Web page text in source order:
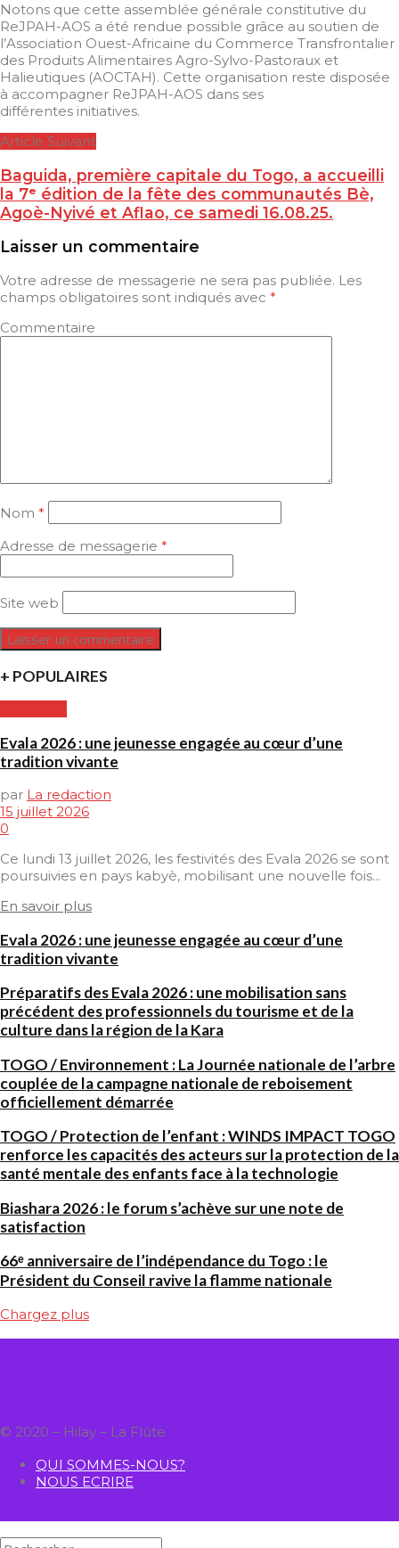
Notons que cette assemblée générale constitutive du
ReJPAH-AOS a été rendue possible grâce au soutien de
l’Association Ouest-Africaine du Commerce Transfrontalier
des Produits Alimentaires Agro-Sylvo-Pastoraux et
Halieutiques (AOCTAH). Cette organisation reste disposée
à accompagner ReJPAH-AOS dans ses
différentes initiatives.
Article Suivant
Baguida, première capitale du Togo, a accueilli
la 7ᵉ édition de la fête des communautés Bè,
Agoè-Nyivé et Aflao, ce samedi 16.08.25.
Laisser un commentaire
Votre adresse de messagerie ne sera pas publiée. Les
champs obligatoires sont indiqués avec *
Commentaire
Nom *
Adresse de messagerie *
Site web
+ POPULAIRES
Evala 2026 : une jeunesse engagée au cœur d’une
tradition vivante
par La redaction
15 juillet 2026
0
Ce lundi 13 juillet 2026, les festivités des Evala 2026 se sont
poursuivies en pays kabyè, mobilisant une nouvelle fois...
En savoir plus
Evala 2026 : une jeunesse engagée au cœur d’une
tradition vivante
Préparatifs des Evala 2026 : une mobilisation sans
précédent des professionnels du tourisme et de la
culture dans la région de la Kara
TOGO / Environnement : La Journée nationale de l’arbre
couplée de la campagne nationale de reboisement
officiellement démarrée
TOGO / Protection de l’enfant : WINDS IMPACT TOGO
renforce les capacités des acteurs sur la protection de la
santé mentale des enfants face à la technologie
Biashara 2026 : le forum s’achève sur une note de
satisfaction
66ᵉ anniversaire de l’indépendance du Togo : le
Président du Conseil ravive la flamme nationale
Chargez plus
© 2020 – Hilay – La Flûte
QUI SOMMES-NOUS?
NOUS ECRIRE